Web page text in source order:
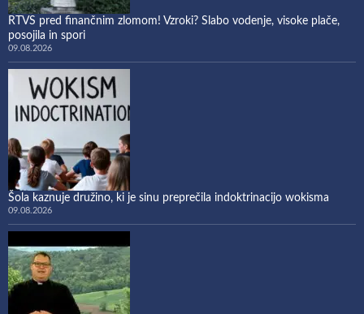
RTVS pred finančnim zlomom! Vzroki? Slabo vodenje, visoke plače,
posojila in spori
09.08.2026
Šola kaznuje družino, ki je sinu preprečila indoktrinacijo wokisma
09.08.2026